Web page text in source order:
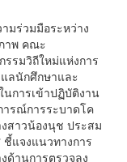
มร่วมมือระหว่าง
าพ คณะ
รมวิถีใหม่แห่งการ
ลนักศึกษาและ
การเข้าปฏิบัติงาน
ารณ์การระบาดโค
สาวน้องนุช ประสม
แจงแนวทางการ
ด้านการตรวจลง